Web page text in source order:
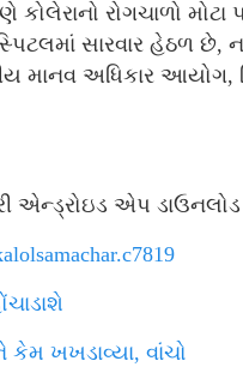
રોગચાળો મોટા
સારવાર હેઠળ છે,
માનવ અધિકાર
એન્ડ્રોઇડ એપ ડાઉનલોડ
ખખડાવ્યા, વાંચો